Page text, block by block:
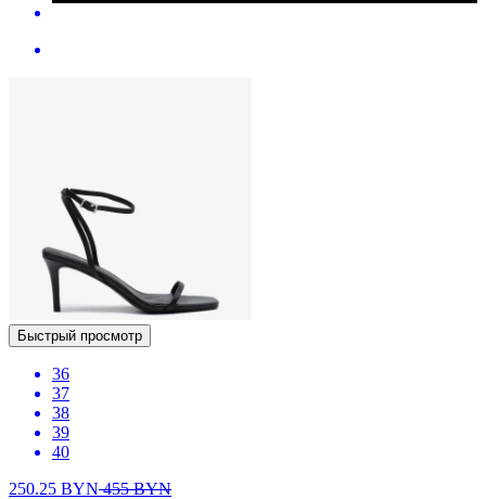
Быстрый просмотр
36
37
38
39
40
250.25 BYN455BYN